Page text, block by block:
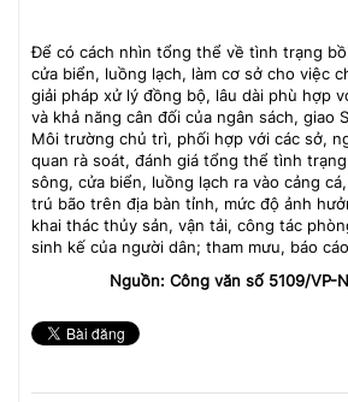
Để có cách nhìn tổng thể về tình trạng
cửa biển, luồng lạch, làm cơ sở cho việc
giải pháp xử lý đồng bộ, lâu dài phù hợp
và khả năng cân đối của ngân sách, giao
Môi trường chủ trì, phối hợp với các sở,
quan rà soát, đánh giá tổng thể tình
sông, cửa biển, luồng lạch ra vào cảng
trú bão trên địa bàn tỉnh, mức độ ảnh
khai thác thủy sản, vận tải, công tác
sinh kế của người dân; tham mưu, báo
Nguồn: Công văn số 5109/VP-